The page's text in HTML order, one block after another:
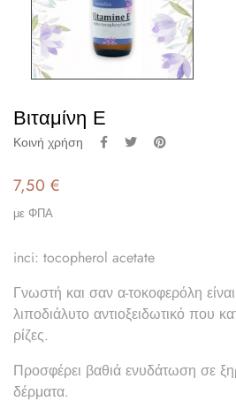
Βιταμίνη Ε
Κοινή χρήση
7,50 €
με ΦΠΑ
inci: tocopherol acetate
Γνωστή και σαν α-τοκοφερόλη
λιποδιάλυτο αντιοξειδωτικό που
ρίζες.
Προσφέρει βαθιά ενυδάτωση σε
δέρματα.